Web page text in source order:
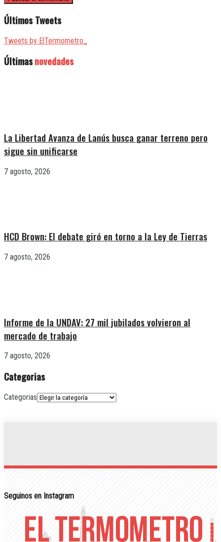
Últimos Tweets
Tweets by ElTermometro_
Últimasnovedades
La Libertad Avanza de Lanús busca ganar terreno pero
sigue sin unificarse
7 agosto, 2026
HCD Brown: El debate giró en torno a la Ley de Tierras
7 agosto, 2026
Informe de la UNDAV: 27 mil jubilados volvieron al
mercado de trabajo
7 agosto, 2026
Categorias
Categorias
Seguinos en Instagram